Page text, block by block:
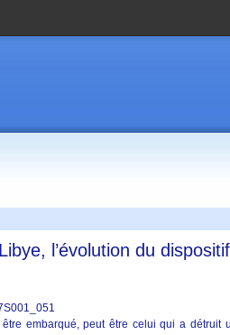
l’évolution du dispositif
être embarqué, peut être celui qui a détruit